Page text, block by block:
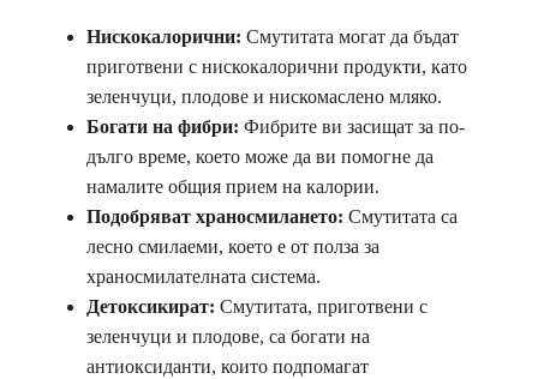
Нискокалорични: Смутитата могат да бъдат
приготвени с нискокалорични продукти, като
зеленчуци, плодове и нискомаслено мляко.
Богати на фибри: Фибрите ви засищат за по-
дълго време, което може да ви помогне да
намалите общия прием на калории.
Подобряват храносмилането: Смутитата са
лесно смилаеми, което е от полза за
храносмилателната система.
Детоксикират: Смутитата, приготвени с
зеленчуци и плодове, са богати на
антиоксиданти, които подпомагат